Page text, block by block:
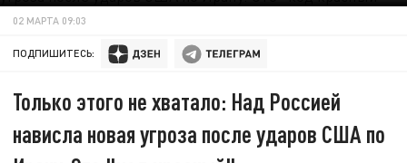
02 МАРТА 09:03
ПОДПИШИТЕСЬ:
Только этого не хватало: Над Россией
нависла новая угроза после ударов США по